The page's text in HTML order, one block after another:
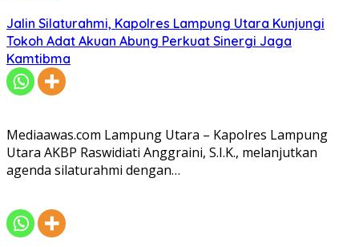
Jalin Silaturahmi, Kapolres Lampung Utara Kunjungi
Tokoh Adat Akuan Abung Perkuat Sinergi Jaga
Kamtibma
Mediaawas.com Lampung Utara – Kapolres Lampung
Utara AKBP Raswidiati Anggraini, S.I.K., melanjutkan
agenda silaturahmi dengan…